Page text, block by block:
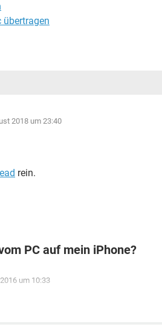
2018 um 23:40
rein.
PC auf mein iPhone?
um 10:33